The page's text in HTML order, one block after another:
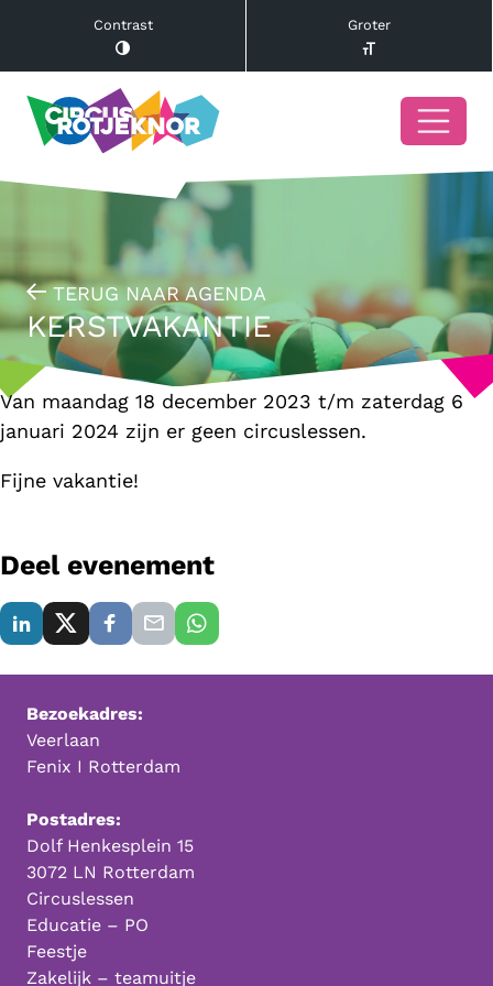
Contrast Groter
TERUG NAAR AGENDA
KERSTVAKANTIE
Van maandag 18 december 2023 t/m zaterdag 6
januari 2024 zijn er geen circuslessen.
Fijne vakantie!
Deel evenement
Bezoekadres:
Veerlaan
Fenix I Rotterdam
Postadres:
Dolf Henkesplein 15
3072 LN Rotterdam
Circuslessen
Educatie – PO
Feestje
Zakelijk – teamuitje